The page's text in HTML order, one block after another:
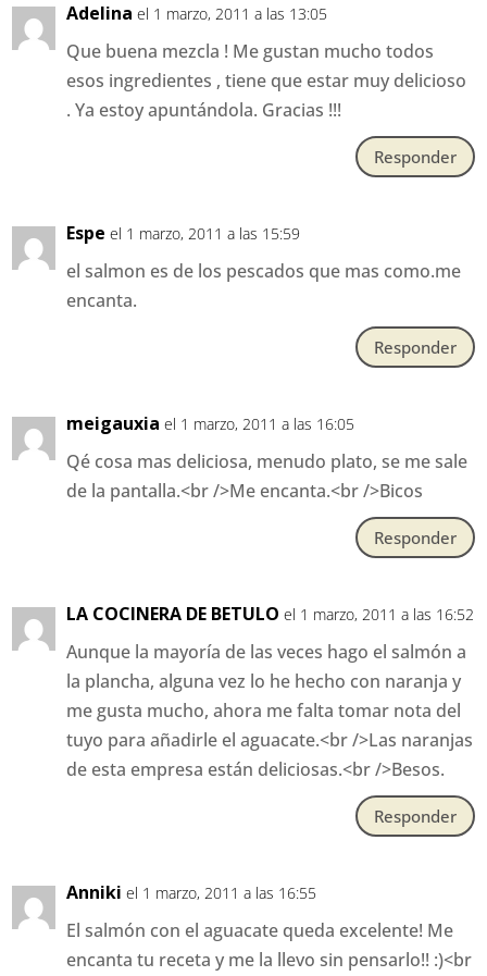
Adelina el 1 marzo, 2011 a las 13:05
Que buena mezcla ! Me gustan mucho todos
esos ingredientes , tiene que estar muy delicioso
. Ya estoy apuntándola. Gracias !!!
Responder
Espe el 1 marzo, 2011 a las 15:59
el salmon es de los pescados que mas como.me
encanta.
Responder
meigauxia el 1 marzo, 2011 a las 16:05
Qé cosa mas deliciosa, menudo plato, se me sale
de la pantalla.<br />Me encanta.<br />Bicos
Responder
LA COCINERA DE BETULO el 1 marzo, 2011 a las 16:52
Aunque la mayoría de las veces hago el salmón a
la plancha, alguna vez lo he hecho con naranja y
me gusta mucho, ahora me falta tomar nota del
tuyo para añadirle el aguacate.<br />Las naranjas
de esta empresa están deliciosas.<br />Besos.
Responder
Anniki el 1 marzo, 2011 a las 16:55
El salmón con el aguacate queda excelente! Me
encanta tu receta y me la llevo sin pensarlo!! :)<br